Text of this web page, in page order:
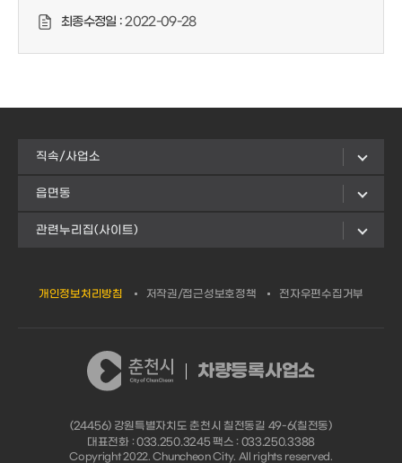
최종수정일 :2022-09-28
직속/사업소
읍면동
관련누리집(사이트)
개인정보처리방침 저작권/접근성보호정책 전자우편수집거부
차량등록사업소
(24456) 강원특별자치도 춘천시 칠전동길 49-6(칠전동)
대표전화 : 033.250.3245 팩스 : 033.250.3388
Copyright 2022. Chuncheon City. All rights reserved.